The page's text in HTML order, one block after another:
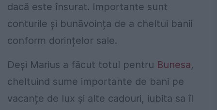
dacă este însurat. Importante sunt
conturile și bunăvoința de a cheltui banii
conform dorințelor sale.
Deși Marius a făcut totul pentru Bunesa,
cheltuind sume importante de bani pe
vacanțe de lux și alte cadouri, iubita sa îl